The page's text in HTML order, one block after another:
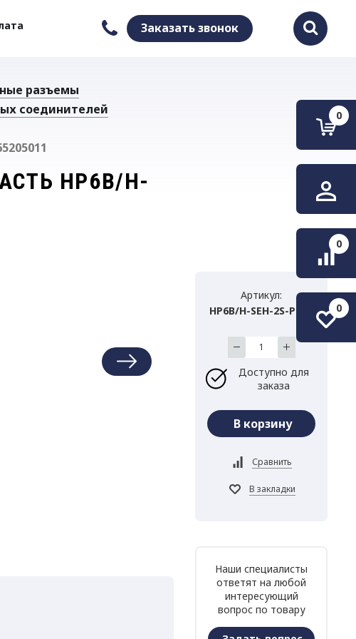
Заказать звонок
0
0
0
разъемы
соединителей
HP6B/H-
Артикул:
HP6B/H-SEH-2S-PG21
Доступно для
заказа
Наши специалисты
ответят на любой
интересующий
вопрос по товару